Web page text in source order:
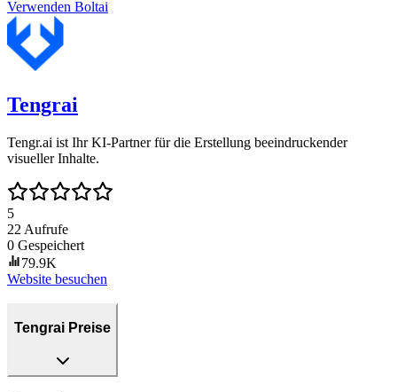
Verwenden Boltai
Tengrai
Tengr.ai ist Ihr KI-Partner für die Erstellung beeindruckender
visueller Inhalte.
5
22 Aufrufe
0 Gespeichert
79.9K
Website besuchen
Tengrai Preise